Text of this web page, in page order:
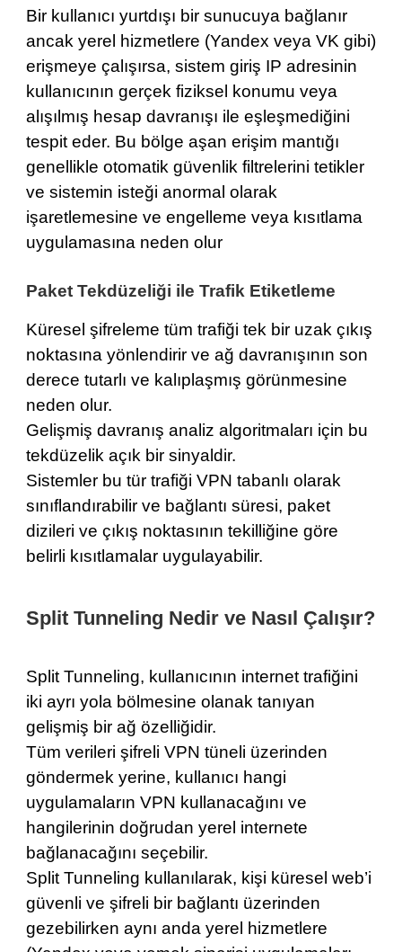
Bir kullanıcı yurtdışı bir sunucuya bağlanır
ancak yerel hizmetlere (Yandex veya VK gibi)
erişmeye çalışırsa, sistem giriş IP adresinin
kullanıcının gerçek fiziksel konumu veya
alışılmış hesap davranışı ile eşleşmediğini
tespit eder. Bu bölge aşan erişim mantığı
genellikle otomatik güvenlik filtrelerini tetikler
ve sistemin isteği anormal olarak
işaretlemesine ve engelleme veya kısıtlama
uygulamasına neden olur
Paket Tekdüzeliği ile Trafik Etiketleme
Küresel şifreleme tüm trafiği tek bir uzak çıkış
noktasına yönlendirir ve ağ davranışının son
derece tutarlı ve kalıplaşmış görünmesine
neden olur.
Gelişmiş davranış analiz algoritmaları için bu
tekdüzelik açık bir sinyaldir.
Sistemler bu tür trafiği VPN tabanlı olarak
sınıflandırabilir ve bağlantı süresi, paket
dizileri ve çıkış noktasının tekilliğine göre
belirli kısıtlamalar uygulayabilir.
Split Tunneling Nedir ve Nasıl Çalışır?
Split Tunneling, kullanıcının internet trafiğini
iki ayrı yola bölmesine olanak tanıyan
gelişmiş bir ağ özelliğidir.
Tüm verileri şifreli VPN tüneli üzerinden
göndermek yerine, kullanıcı hangi
uygulamaların VPN kullanacağını ve
hangilerinin doğrudan yerel internete
bağlanacağını seçebilir.
Split Tunneling kullanılarak, kişi küresel web’i
güvenli ve şifreli bir bağlantı üzerinden
gezebilirken aynı anda yerel hizmetlere